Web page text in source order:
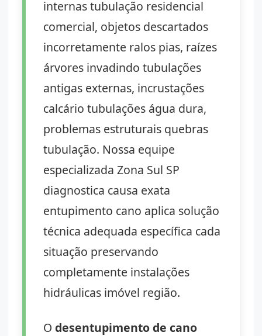
internas tubulação residencial
comercial, objetos descartados
incorretamente ralos pias, raízes
árvores invadindo tubulações
antigas externas, incrustações
calcário tubulações água dura,
problemas estruturais quebras
tubulação. Nossa equipe
especializada Zona Sul SP
diagnostica causa exata
entupimento cano aplica solução
técnica adequada específica cada
situação preservando
completamente instalações
hidráulicas imóvel região.
O desentupimento de cano